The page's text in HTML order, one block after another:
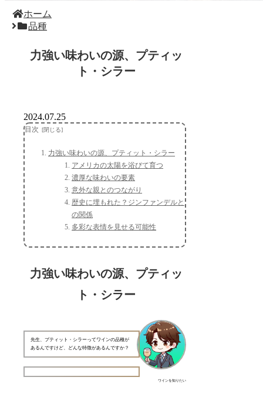
ホーム
品種
力強い味わいの源、プティッ
ト・シラー
2024.07.25
目次
力強い味わいの源、プティット・シラー
アメリカの太陽を浴びて育つ
濃厚な味わいの要素
意外な親とのつながり
歴史に埋もれた？ジンファンデルと
の関係
多彩な表情を見せる可能性
力強い味わいの源、プティッ
ト・シラー
ワインを知りたい
先生、プティット・シラーってワインの品種が
あるんですけど、どんな特徴があるんですか？